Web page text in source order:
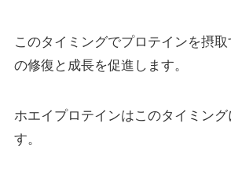
このタイミングでプロテインを摂
の修復と成長を促進します。
ホエイプロテインはこのタイミング
す。